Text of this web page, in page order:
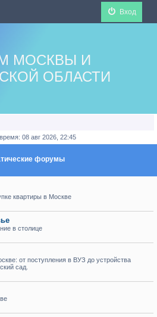
Вход
МОСКВЫ И
ОБЛАСТИ
08 авг 2026, 22:45
форумы
квартиры в Москве
в столице
от поступления в ВУЗ до устройства
сад.